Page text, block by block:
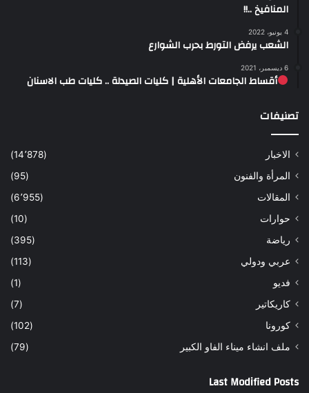
المنافيخ ..!!
4 يونيو، 2022
الشعب يرفض التورط بحرب الشوارع
6 ديسمبر، 2021
أقساط الجامعات الأهلية | كليات الصيدلة .. كليات طب الاسنان
تصنيفات
الاخبار
(14٬878)
المرأة والفنون
(95)
المقالات
(6٬955)
حوارات
(10)
رياضة
(395)
عربي ودولي
(113)
فديو
(1)
كاريكاتير
(7)
كورونا
(102)
ملف انشاء ميناء الفاو الكبير
(79)
Last Modified Posts